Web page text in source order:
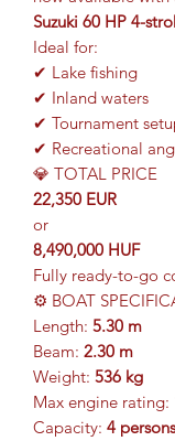
Suzuki 60 HP 4-
Ideal for:
✔ Lake fishing
✔ Inland waters
✔ Tournament
✔ Recreational
💎 TOTAL PRICE
22,350 EUR
or
8,490,000 HUF
Fully ready-to-go
⚙ BOAT
Length: 5.30 m
Beam: 2.30 m
Weight: 536 kg
Max engine rating:
Capacity: 4 persons